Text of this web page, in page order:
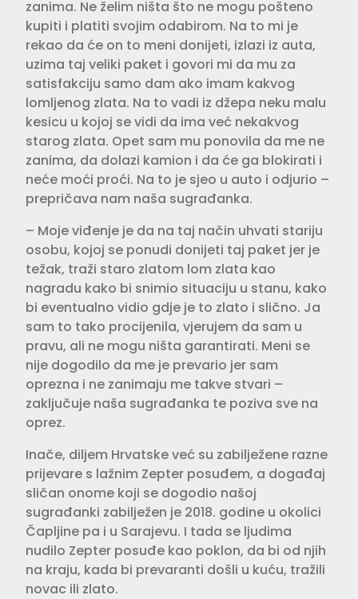
zanima. Ne želim ništa što ne mogu pošteno
kupiti i platiti svojim odabirom. Na to mi je
rekao da će on to meni donijeti, izlazi iz auta,
uzima taj veliki paket i govori mi da mu za
satisfakciju samo dam ako imam kakvog
lomljenog zlata. Na to vadi iz džepa neku malu
kesicu u kojoj se vidi da ima već nekakvog
starog zlata. Opet sam mu ponovila da me ne
zanima, da dolazi kamion i da će ga blokirati i
neće moći proći. Na to je sjeo u auto i odjurio –
prepričava nam naša sugrađanka.
– Moje viđenje je da na taj način uhvati stariju
osobu, kojoj se ponudi donijeti taj paket jer je
težak, traži staro zlatom lom zlata kao
nagradu kako bi snimio situaciju u stanu, kako
bi eventualno vidio gdje je to zlato i slično. Ja
sam to tako procijenila, vjerujem da sam u
pravu, ali ne mogu ništa garantirati. Meni se
nije dogodilo da me je prevario jer sam
oprezna i ne zanimaju me takve stvari –
zaključuje naša sugrađanka te poziva sve na
oprez.
Inače, diljem Hrvatske već su zabilježene razne
prijevare s lažnim Zepter posuđem, a događaj
sličan onome koji se dogodio našoj
sugrađanki zabilježen je 2018. godine u okolici
Čapljine pa i u Sarajevu. I tada se ljudima
nudilo Zepter posuđe kao poklon, da bi od njih
na kraju, kada bi prevaranti došli u kuću, tražili
novac ili zlato.